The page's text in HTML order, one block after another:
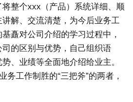
整个xxx（产品）系统详细、顺
解、交流清楚，为今后业务工
矗对公司介绍的学习过程中，
的区别与优势，自己组织语
、业绩等全面地介绍给业主。
务工作制胜的“三把斧”的两者，